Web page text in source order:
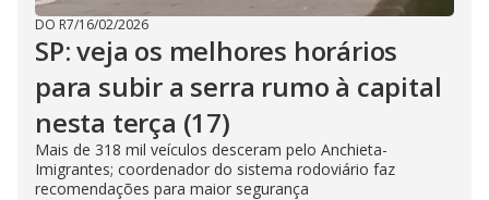
DO R7/16/02/2026
SP: veja os melhores horários
para subir a serra rumo à capital
nesta terça (17)
Mais de 318 mil veículos desceram pelo Anchieta-
Imigrantes; coordenador do sistema rodoviário faz
recomendações para maior segurança